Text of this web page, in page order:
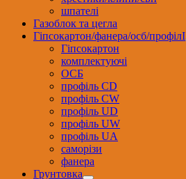
шпателі
Газоблок та цегла
Гіпсокартон/фанера/осб/профілІ
Гіпсокартон
комплектуючі
ОСБ
профіль CD
профіль CW
профіль UD
профіль UW
профіль UА
саморізи
фанера
Грунтовка